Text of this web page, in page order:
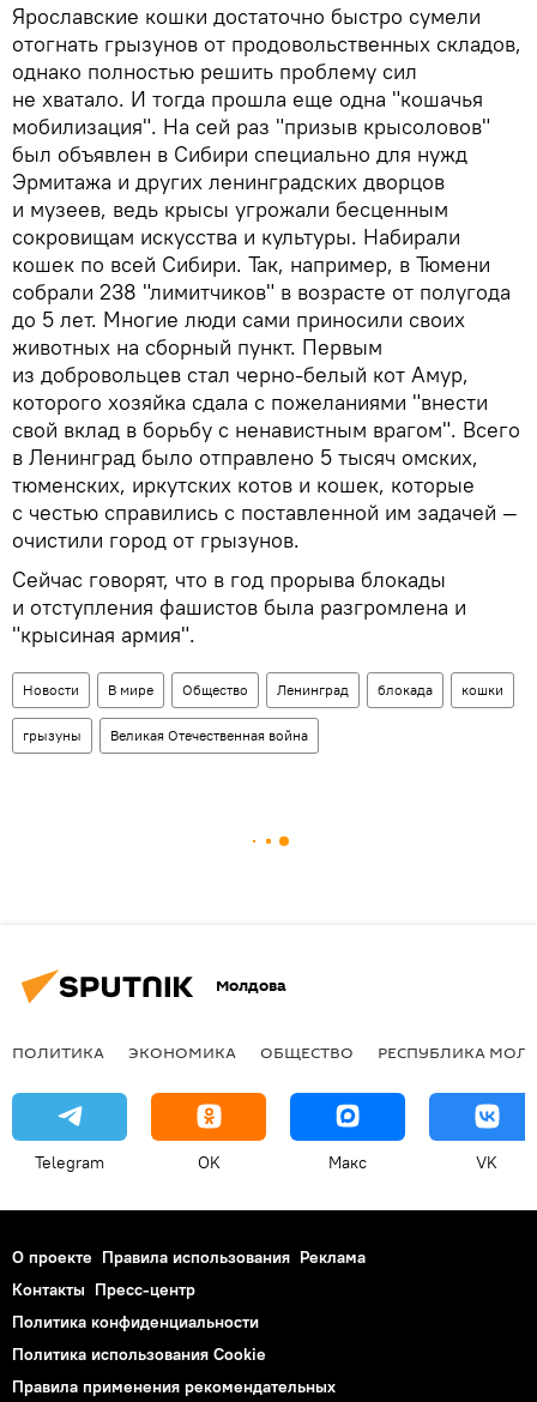
Ярославские кошки достаточно быстро сумели
отогнать грызунов от продовольственных складов,
однако полностью решить проблему сил
не хватало. И тогда прошла еще одна "кошачья
мобилизация". На сей раз "призыв крысоловов"
был объявлен в Сибири специально для нужд
Эрмитажа и других ленинградских дворцов
и музеев, ведь крысы угрожали бесценным
сокровищам искусства и культуры. Набирали
кошек по всей Сибири. Так, например, в Тюмени
собрали 238 "лимитчиков" в возрасте от полугода
до 5 лет. Многие люди сами приносили своих
животных на сборный пункт. Первым
из добровольцев стал черно-белый кот Амур,
которого хозяйка сдала с пожеланиями "внести
свой вклад в борьбу с ненавистным врагом". Всего
в Ленинград было отправлено 5 тысяч омских,
тюменских, иркутских котов и кошек, которые
с честью справились с поставленной им задачей —
очистили город от грызунов.
Сейчас говорят, что в год прорыва блокады
и отступления фашистов была разгромлена и
"крысиная армия".
Новости В мире Общество Ленинград блокада кошки
грызуны Великая Отечественная война
Молдова
ПОЛИТИКА ЭКОНОМИКА ОБЩЕСТВО РЕСПУБЛИКА
Telegram OK Макс VK
О проекте Правила использования Реклама
Контакты Пресс-центр
Политика конфиденциальности
Политика использования Cookie
Правила применения рекомендательных